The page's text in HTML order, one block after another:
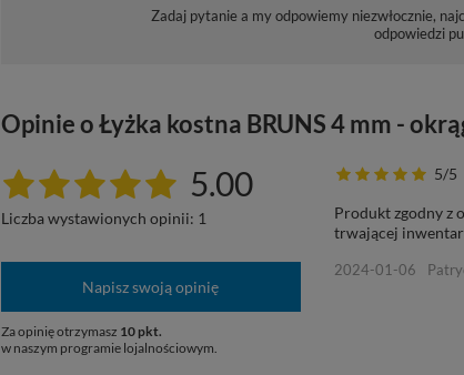
Zadaj pytanie a my odpowiemy niezwłocznie,
odpowiedzi
Opinie o Łyżka kostna BRUNS 4 mm -
5.00
Liczba wystawionych opinii: 1
Napisz swoją opinię
Za opinię otrzymasz 10 pkt.
w naszym programie lojalnościowym.
5/5
Produkt zgodny z
trwającej
2024-01-06